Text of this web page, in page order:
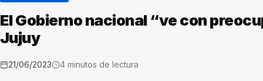
El Gobierno nacional “ve con
Jujuy
21/06/2023 4 minutos de lectura